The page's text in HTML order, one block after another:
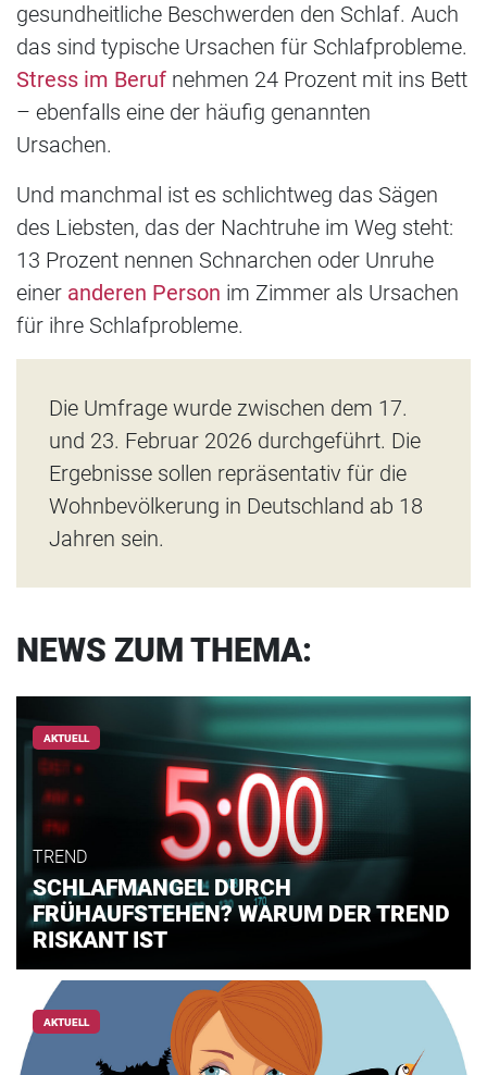
gesundheitliche Beschwerden den Schlaf. Auch
das sind typische Ursachen für Schlafprobleme.
Stress im Beruf nehmen 24 Prozent mit ins Bett
– ebenfalls eine der häufig genannten
Ursachen.
Und manchmal ist es schlichtweg das Sägen
des Liebsten, das der Nachtruhe im Weg steht:
13 Prozent nennen Schnarchen oder Unruhe
einer anderen Person im Zimmer als Ursachen
für ihre Schlafprobleme.
Die Umfrage wurde zwischen dem 17.
und 23. Februar 2026 durchgeführt. Die
Ergebnisse sollen repräsentativ für die
Wohnbevölkerung in Deutschland ab 18
Jahren sein.
NEWS ZUM THEMA:
AKTUELL
TREND
SCHLAFMANGEL DURCH
FRÜHAUFSTEHEN? WARUM DER TREND
RISKANT IST
AKTUELL